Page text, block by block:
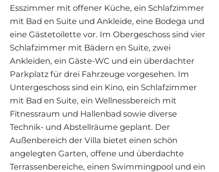
Esszimmer mit offener Küche, ein Schlafzimmer
mit Bad en Suite und Ankleide, eine Bodega und
eine Gästetoilette vor. Im Obergeschoss sind vier
Schlafzimmer mit Bädern en Suite, zwei
Ankleiden, ein Gäste-WC und ein überdachter
Parkplatz für drei Fahrzeuge vorgesehen. Im
Untergeschoss sind ein Kino, ein Schlafzimmer
mit Bad en Suite, ein Wellnessbereich mit
Fitnessraum und Hallenbad sowie diverse
Technik- und Abstellräume geplant. Der
Außenbereich der Villa bietet einen schön
angelegten Garten, offene und überdachte
Terrassenbereiche, einen Swimmingpool und ein